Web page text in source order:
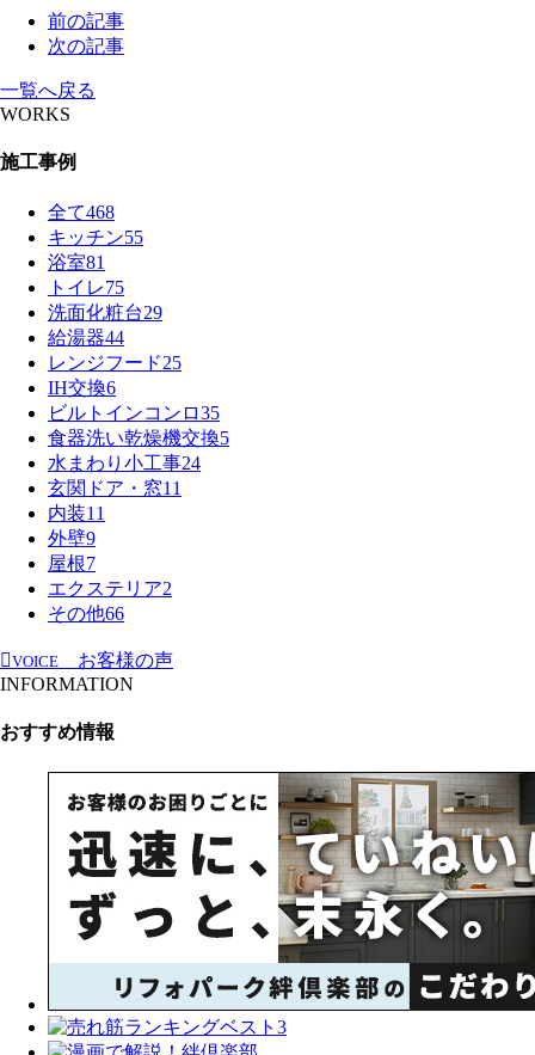
前の記事
次の記事
一覧へ戻る
WORKS
施工事例
全て468
キッチン55
浴室81
トイレ75
洗面化粧台29
給湯器44
レンジフード25
IH交換6
ビルトインコンロ35
食器洗い乾燥機交換5
水まわり小工事24
玄関ドア・窓11
内装11
外壁9
屋根7
エクステリア2
その他66
VOICE
お客様の声
INFORMATION
おすすめ情報